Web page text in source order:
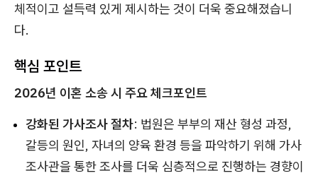
체적이고 설득력 있게 제시하는 것이 더욱 중요해졌습니
다.
핵심 포인트
2026년 이혼 소송 시 주요 체크포인트
강화된 가사조사 절차: 법원은 부부의 재산 형성 과정,
갈등의 원인, 자녀의 양육 환경 등을 파악하기 위해 가사
조사관을 통한 조사를 더욱 심층적으로 진행하는 경향이